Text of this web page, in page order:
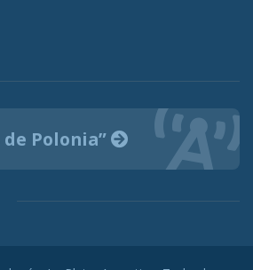
de Polonia”